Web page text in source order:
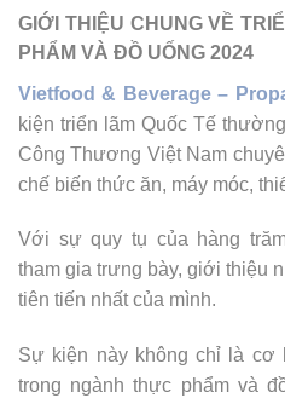
GIỚI THIỆU CHUNG VỀ
PHẨM VÀ ĐỒ UỐNG 2024
Vietfood & Beverage –
kiện triển lãm Quốc Tế
Công Thương Việt Nam
chế biến thức ăn, máy móc,
Với sự quy tụ của hàng
tham gia trưng bày, giới thiệu
tiên tiến nhất của mình.
Sự kiện này không chỉ là cơ
trong ngành thực phẩm và